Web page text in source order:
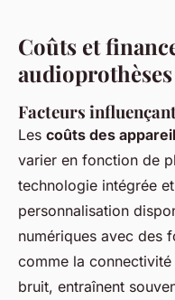
Coûts et
audioprothèses
Facteurs
Les coûts des
varier en fonction de
technologie intégrée
personnalisation
numériques avec des
comme la
bruit, entraînent